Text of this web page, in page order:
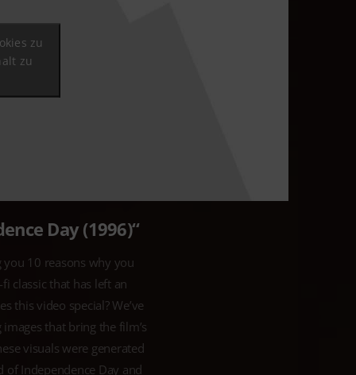
zu
zu
Day (1996)“
10 reasons why you
classic that has left an
this video special? We’ve
that bring the film’s
visuals were generated
of Independence Day and